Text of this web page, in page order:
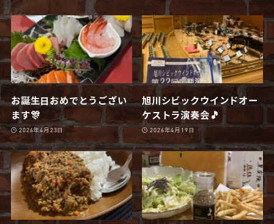
お誕生日おめでとうござい
ます🎊
2026年4月23日
旭川シビックウインドオー
ケストラ演奏会🎵
2026年4月19日